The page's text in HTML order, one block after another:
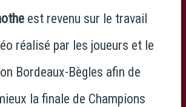
est revenu sur le travail
réalisé par les joueurs et le
Bordeaux-Bègles afin de
la finale de Champions